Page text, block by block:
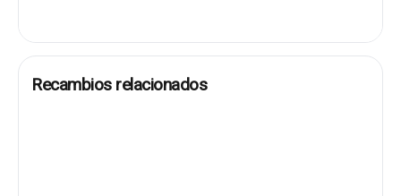
Recambios relacionados